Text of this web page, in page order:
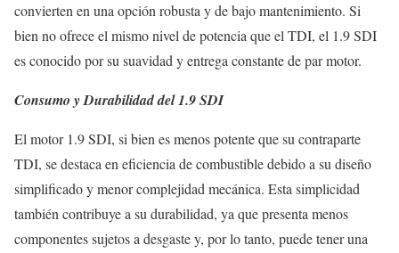
convierten en una opción robusta y de bajo mantenimiento. Si
bien no ofrece el mismo nivel de potencia que el TDI, el 1.9 SDI
es conocido por su suavidad y entrega constante de par motor.
Consumo y Durabilidad del 1.9 SDI
El motor 1.9 SDI, si bien es menos potente que su contraparte
TDI, se destaca en eficiencia de combustible debido a su diseño
simplificado y menor complejidad mecánica. Esta simplicidad
también contribuye a su durabilidad, ya que presenta menos
componentes sujetos a desgaste y, por lo tanto, puede tener una